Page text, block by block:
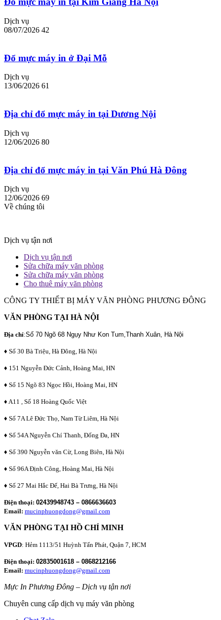
Dịch vụ
08/07/2026 42
Đổ mực máy in ở Đại Mỗ
Dịch vụ
13/06/2026 61
Địa chỉ đổ mực máy in tại Dương Nội
Dịch vụ
12/06/2026 80
Địa chỉ đổ mực máy in tại Văn Phú Hà Đông
Dịch vụ
12/06/2026 69
Về chúng tôi
Dịch vụ tận nơi
Dịch vụ tận nơi
Sửa chữa máy văn phòng
Sửa chữa máy văn phòng
Cho thuê máy văn phòng
CÔNG TY THIẾT BỊ MÁY VĂN PHÒNG PHƯƠNG ĐÔNG
VĂN PHÒNG TẠI HÀ NỘI
Địa chỉ:Số 70 Ngõ 68 Ngụy Như Kon Tum,Thanh Xuân, Hà Nội
♦ Số 30 Bà Triệu, Hà Đông, Hà Nội
♦ 151 Nguyễn Đức Cảnh, Hoàng Mai, HN
♦ Số 15 Ngõ 83 Ngọc Hồi, Hoàng Mai, HN
♦ A11 , Số 18 Hoàng Quốc Việt
♦ Số 7A Lê Đức Thọ, Nam Từ Liêm, Hà Nội
♦ Số 54A Nguyễn Chí Thanh, Đống Đa, HN
♦ Số 390 Nguyễn văn Cừ, Long Biên, Hà Nội
♦ Số 96A Định Công, Hoàng Mai, Hà Nội
♦ Số 27 Mai Hắc Đế, Hai Bà Trưng, Hà Nội
Điện thoại: 02439948743 – 0866636603
Email: mucinphuongdong@gmail.com
VĂN PHÒNG TẠI HỒ CHÍ MINH
VPGD: Hẻm 1113/51 Huỳnh Tấn Phát, Quận 7, HCM
Điện thoại: 02835001618 – 0868212166
Email: mucinphuongdong@gmail.com
Mực In Phương Đông – Dịch vụ tận nơi
Chuyên cung cấp dịch vụ máy văn phòng